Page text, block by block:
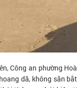
Công an phường
dã, không săn